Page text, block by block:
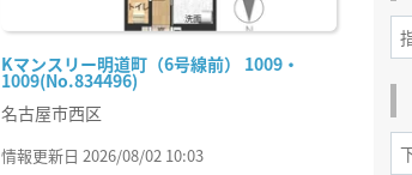
Kマンスリー明道町（6号線前） 1009・
1009(No.834496)
名古屋市西区
情報更新日 2026/08/02 10:03